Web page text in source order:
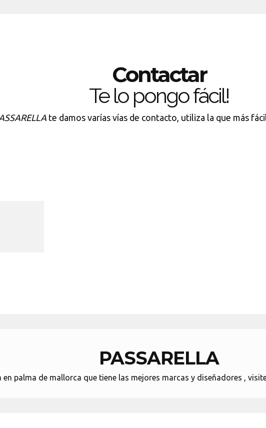
Contactar
Te lo pongo fácil!
te damos varías vías de contacto, utiliza la que más
PASSARELLA
en palma de mallorca que tiene las mejores marcas y diseñadores ,